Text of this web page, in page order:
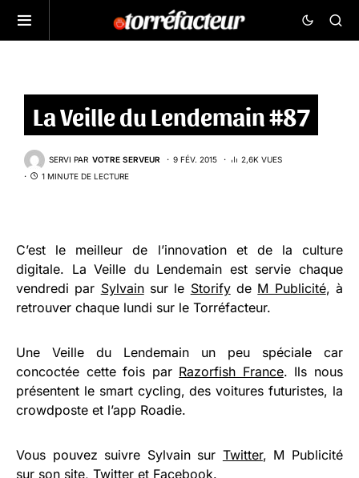
La Veille du Lendemain #87
SERVI PAR VOTRE SERVEUR 9 FÉV. 2015
2,6K VUES
1 MINUTE DE LECTURE
C’est le meilleur de l’innovation et de la culture
digitale. La Veille du Lendemain est servie chaque
vendredi par Sylvainsur le Storifyde M Publicité, à
retrouver chaque lundi sur le Torréfacteur.
Une Veille du Lendemain un peu spéciale car
concoctée cette fois par Razorfish France. Ils nous
présentent le smart cycling, des voitures futuristes, la
crowdposte et l’app Roadie.
Vous pouvez suivre Sylvain sur Twitter, M Publicité
sur son site, Twitter et Facebook.